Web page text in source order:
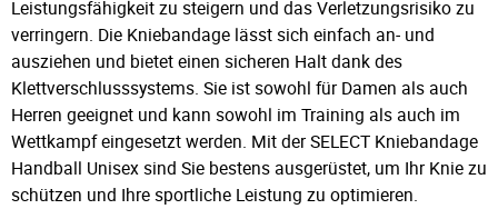
Leistungsfähigkeit zu steigern und das Verletzungsrisiko zu
verringern. Die Kniebandage lässt sich einfach an- und
ausziehen und bietet einen sicheren Halt dank des
Klettverschlusssystems. Sie ist sowohl für Damen als auch
Herren geeignet und kann sowohl im Training als auch im
Wettkampf eingesetzt werden. Mit der SELECT Kniebandage
Handball Unisex sind Sie bestens ausgerüstet, um Ihr Knie zu
schützen und Ihre sportliche Leistung zu optimieren.